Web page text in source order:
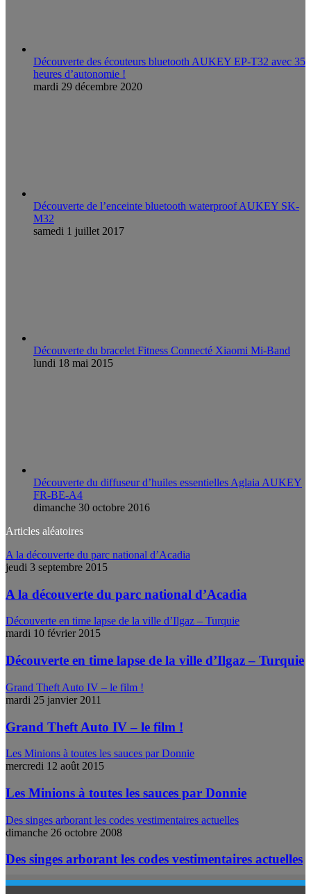
Découverte des écouteurs bluetooth AUKEY EP-T32 avec 35
heures d’autonomie !
mardi 29 décembre 2020
Découverte de l’enceinte bluetooth waterproof AUKEY SK-
M32
samedi 1 juillet 2017
Découverte du bracelet Fitness Connecté Xiaomi Mi-Band
lundi 18 mai 2015
Découverte du diffuseur d’huiles essentielles Aglaia AUKEY
FR-BE-A4
dimanche 30 octobre 2016
Articles aléatoires
A la découverte du parc national d’Acadia
jeudi 3 septembre 2015
A la découverte du parc national d’Acadia
Découverte en time lapse de la ville d’Ilgaz – Turquie
mardi 10 février 2015
Découverte en time lapse de la ville d’Ilgaz – Turquie
Grand Theft Auto IV – le film !
mardi 25 janvier 2011
Grand Theft Auto IV – le film !
Les Minions à toutes les sauces par Donnie
mercredi 12 août 2015
Les Minions à toutes les sauces par Donnie
Des singes arborant les codes vestimentaires actuelles
dimanche 26 octobre 2008
Des singes arborant les codes vestimentaires actuelles